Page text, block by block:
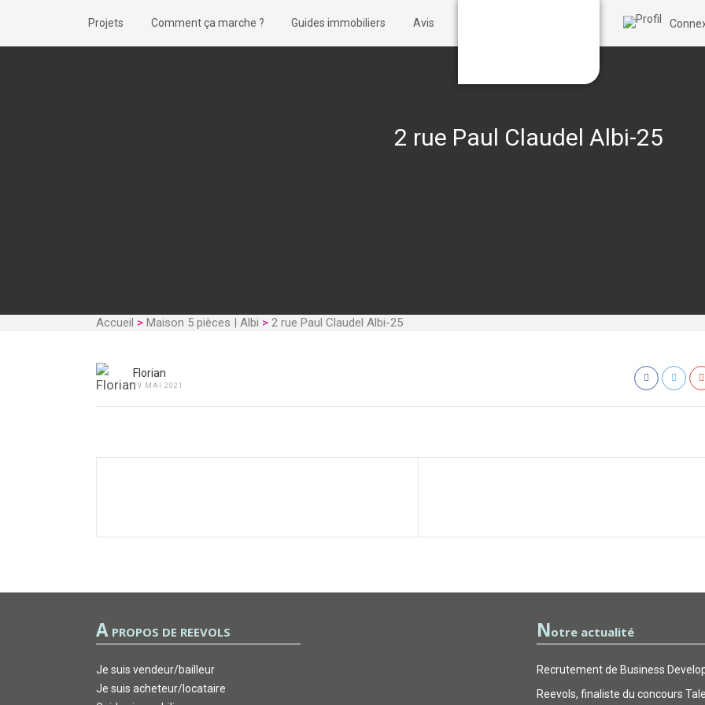
Projets Comment ça marche ? Guides immobiliers Avis
2 rue Paul Claudel Albi-25
Accueil > Maison 5 pièces | Albi > 2 rue Paul Claudel Albi-25
Florian
19 MAI 2021
A PROPOS DE REEVOLS
Je suis vendeur/bailleur
Je suis acheteur/locataire
Notre actualité
Recrutement de Business
Reevols, finaliste du concours